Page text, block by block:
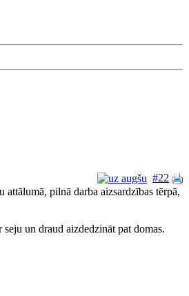
#22
pilnā darba aizsardzības tērpā,
un draud aizdedzināt pat domas.